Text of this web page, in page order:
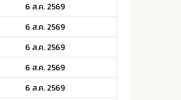
6 ส.ค. 2569
6 ส.ค. 2569
6 ส.ค. 2569
6 ส.ค. 2569
6 ส.ค. 2569